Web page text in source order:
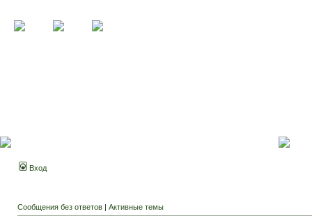
Вход
Сообщения без ответов | Активные темы